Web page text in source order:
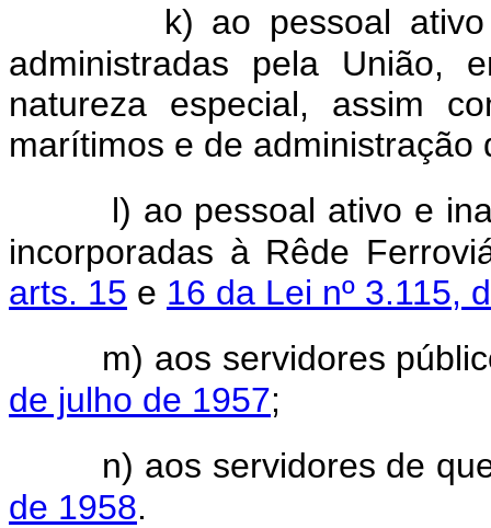
k) ao pessoal
administradas pela União,
natureza especial, assim
marítimos e de administração
l) ao pessoal ativo e
incorporadas à Rêde
arts. 15 e 16 da Lei nº 3.115,
m) aos servidores
de julho de 1957;
n) aos servidores de
de 1958.